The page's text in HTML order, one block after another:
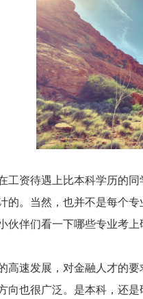
资待遇上比本科学历的同
的。当然，也并不是每个专
伴们看一下哪些专业考上
速发展，对金融人才的要
向也很广泛。是本科，还